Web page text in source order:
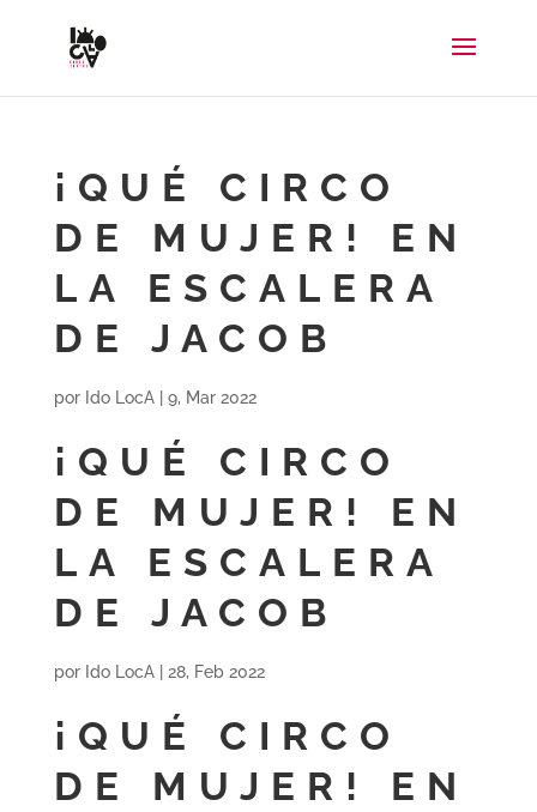
¡QUÉ CIRCO
DE MUJER! EN
LA ESCALERA
DE JACOB
por Ido LocA| 9, Mar 2022
¡QUÉ CIRCO
DE MUJER! EN
LA ESCALERA
DE JACOB
por Ido LocA| 28, Feb 2022
¡QUÉ CIRCO
DE MUJER! EN